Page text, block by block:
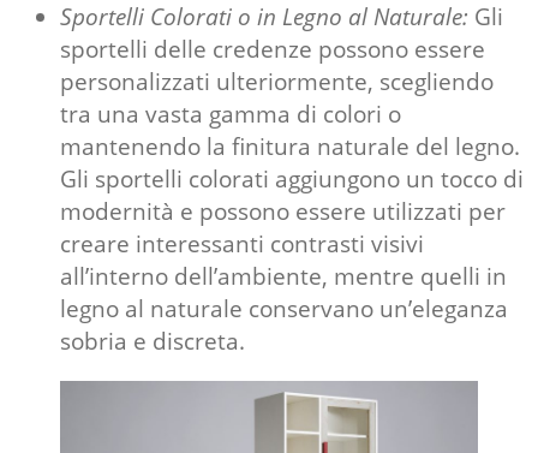
Sportelli Colorati o in Legno al Naturale: Gli
sportelli delle credenze possono essere
personalizzati ulteriormente, scegliendo
tra una vasta gamma di colori o
mantenendo la finitura naturale del legno.
Gli sportelli colorati aggiungono un tocco di
modernità e possono essere utilizzati per
creare interessanti contrasti visivi
all’interno dell’ambiente, mentre quelli in
legno al naturale conservano un’eleganza
sobria e discreta.